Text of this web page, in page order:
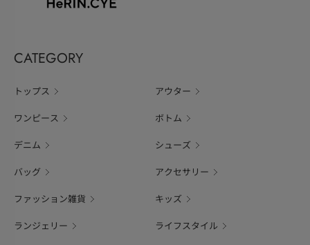
CATEGORY
トップス アウター
ワンピース ボトム
デニム シューズ
バッグ アクセサリー
ファッション雑貨 キッズ
ランジェリー ライフスタイル